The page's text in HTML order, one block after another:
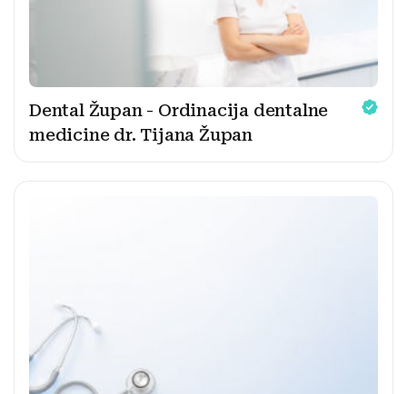
Dental Župan - Ordinacija dentalne
medicine dr. Tijana Župan